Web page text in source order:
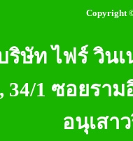
Copyright
ริษัท ไฟร์ วิน
34/1 ซอยรา
อนุเสา